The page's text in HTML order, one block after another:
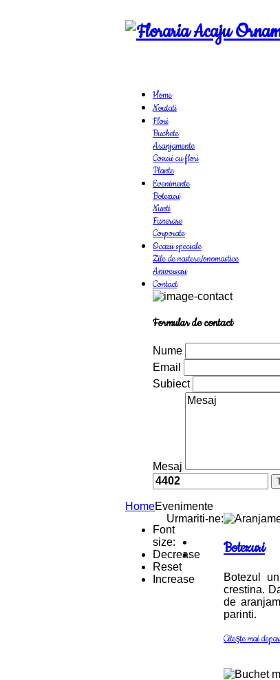
Home
Noutati
Flori
Buchete
Aranjamente
Cosuri cu flori
Plante
Evenimente
Botezuri
Nunti
Funerare
Corporate
Ocazii speciale
Zile de nastere/onomastice
Aniversari
Contact
Formular de contact
Nume
Email
Subiect
Mesaj
HomeEvenimente
Font
size:
Decrease
Reset
Increase
Urmariti-ne:
Botezuri
Botezul
crestina.
de
parinti.
Citeşte mai